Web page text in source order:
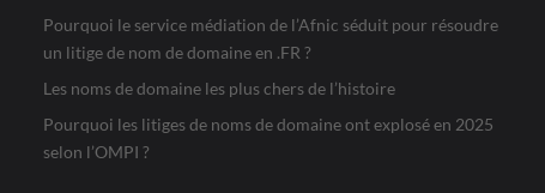
Pourquoi le service médiation de l’Afnic séduit pour résoudre
un litige de nom de domaine en .FR ?
Les noms de domaine les plus chers de l’histoire
Pourquoi les litiges de noms de domaine ont explosé en 2025
selon l’OMPI ?